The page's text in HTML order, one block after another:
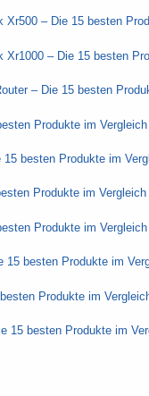
Xr500 – Die 15 besten
Xr1000 – Die 15 besten
– Die 15 besten
Produkte im Vergleich
15 besten Produkte im
Produkte im Vergleich
Produkte im Vergleich
15 besten Produkte im
Produkte im
15 besten Produkte im